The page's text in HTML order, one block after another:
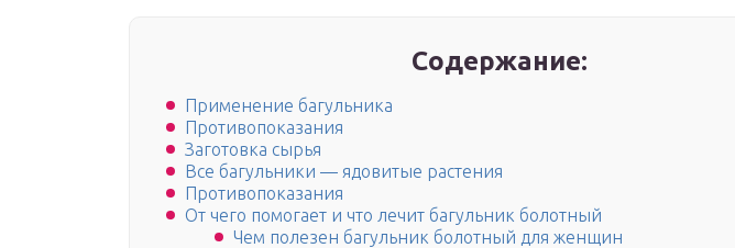
Содержание:
Применение багульника
Противопоказания
Заготовка сырья
Все багульники — ядовитые растения
Противопоказания
От чего помогает и что лечит багульник болотный
Чем полезен багульник болотный для женщин